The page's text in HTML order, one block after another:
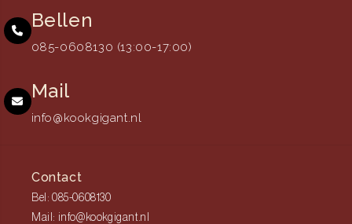
Bellen
085-0608130 (13:00-17:00)
Mail
info@kookgigant.nl
Contact
Bel: 085-0608130
Mail: info@kookgigant.nl